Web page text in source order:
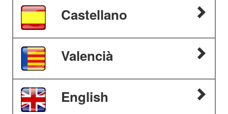
Castellano
Valencià
English